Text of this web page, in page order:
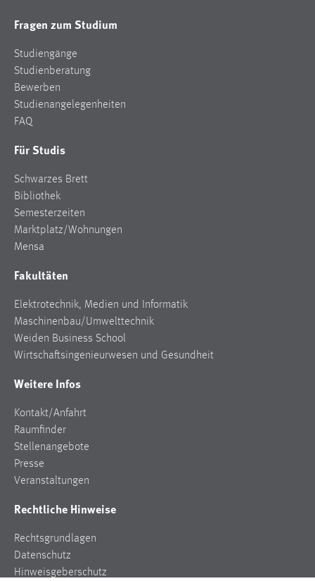
Fragen zum Studium
Studiengänge
Studienberatung
Bewerben
Studienangelegenheiten
FAQ
Für Studis
Schwarzes Brett
Bibliothek
Semesterzeiten
Marktplatz/Wohnungen
Mensa
Fakultäten
Elektrotechnik, Medien und Informatik
Maschinenbau/Umwelttechnik
Weiden Business School
Wirtschaftsingenieurwesen und Gesundheit
Weitere Infos
Kontakt/Anfahrt
Raumfinder
Stellenangebote
Presse
Veranstaltungen
Rechtliche Hinweise
Rechtsgrundlagen
Datenschutz
Hinweisgeberschutz
Name:
chat-frame-style-5e9dbeb1811c0446
5e9dbeb1811c0446 = Sitzungslaufzeit, mibew_locale = 3
Login
Name:
Zweck:
einloggen zu können.
Cookie Laufzeit:
24 Stunden
STATISTIK
Statistik Cookies erfassen Informationen anonym.
Diese Informationen helfen uns zu verstehen, wie
unsere Besucher unsere Website nutzen.
_pk_ref, _pk_cvar, _pk_id, _pk_ses
Zweck: